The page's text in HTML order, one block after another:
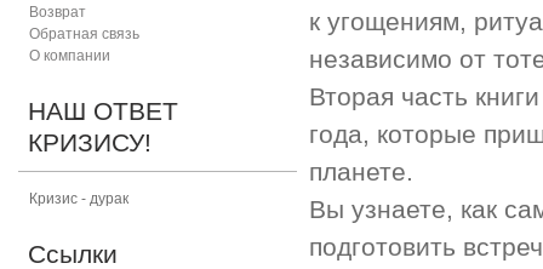
к угощениям,
независимо от
Вторая часть
года, которые
планете.
Вы узнаете, как
подготовить
Возврат
Обратная связь
О компании
НАШ ОТВЕТ
КРИЗИСУ!
Кризис - дурак
Ссылки